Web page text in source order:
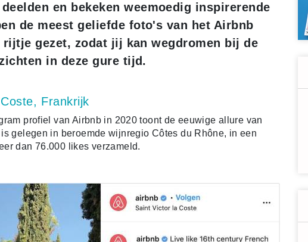
en bekeken weemoedig inspirerende
de meest geliefde foto's van het Airbnb
rijtje gezet, zodat jij kan wegdromen bij de
in deze gure tijd.
Frankrijk
profiel van Airbnb in 2020 toont de eeuwige allure van
is gelegen in beroemde wijnregio Côtes du Rhône, in een
dan 76.000 likes verzameld.